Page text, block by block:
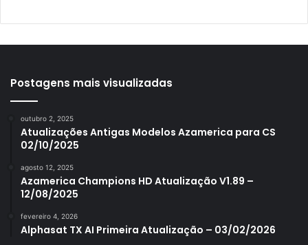
Azamerica S1005
Azamerica S1006 Plus
Azamerica S1007 New
Azamerica S1007 Plus
Azamerica S1009
Postagens mais visualizadas
outubro 2, 2025
Atualizações Antigas Modelos Azamerica para CS
02/10/2025
agosto 12, 2025
Azamerica Champions HD Atualização V1.89 –
12/08/2025
fevereiro 4, 2026
Alphasat TX AI Primeira Atualização – 03/02/2026